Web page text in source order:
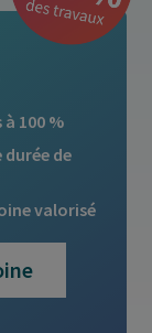
100 %
de
valorisé